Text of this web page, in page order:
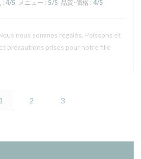
: 4/5 メニュー : 5/5 品質-価格 : 4/5
nous sommes régalés. Poissons et
précautions prises pour notre fille
2 3